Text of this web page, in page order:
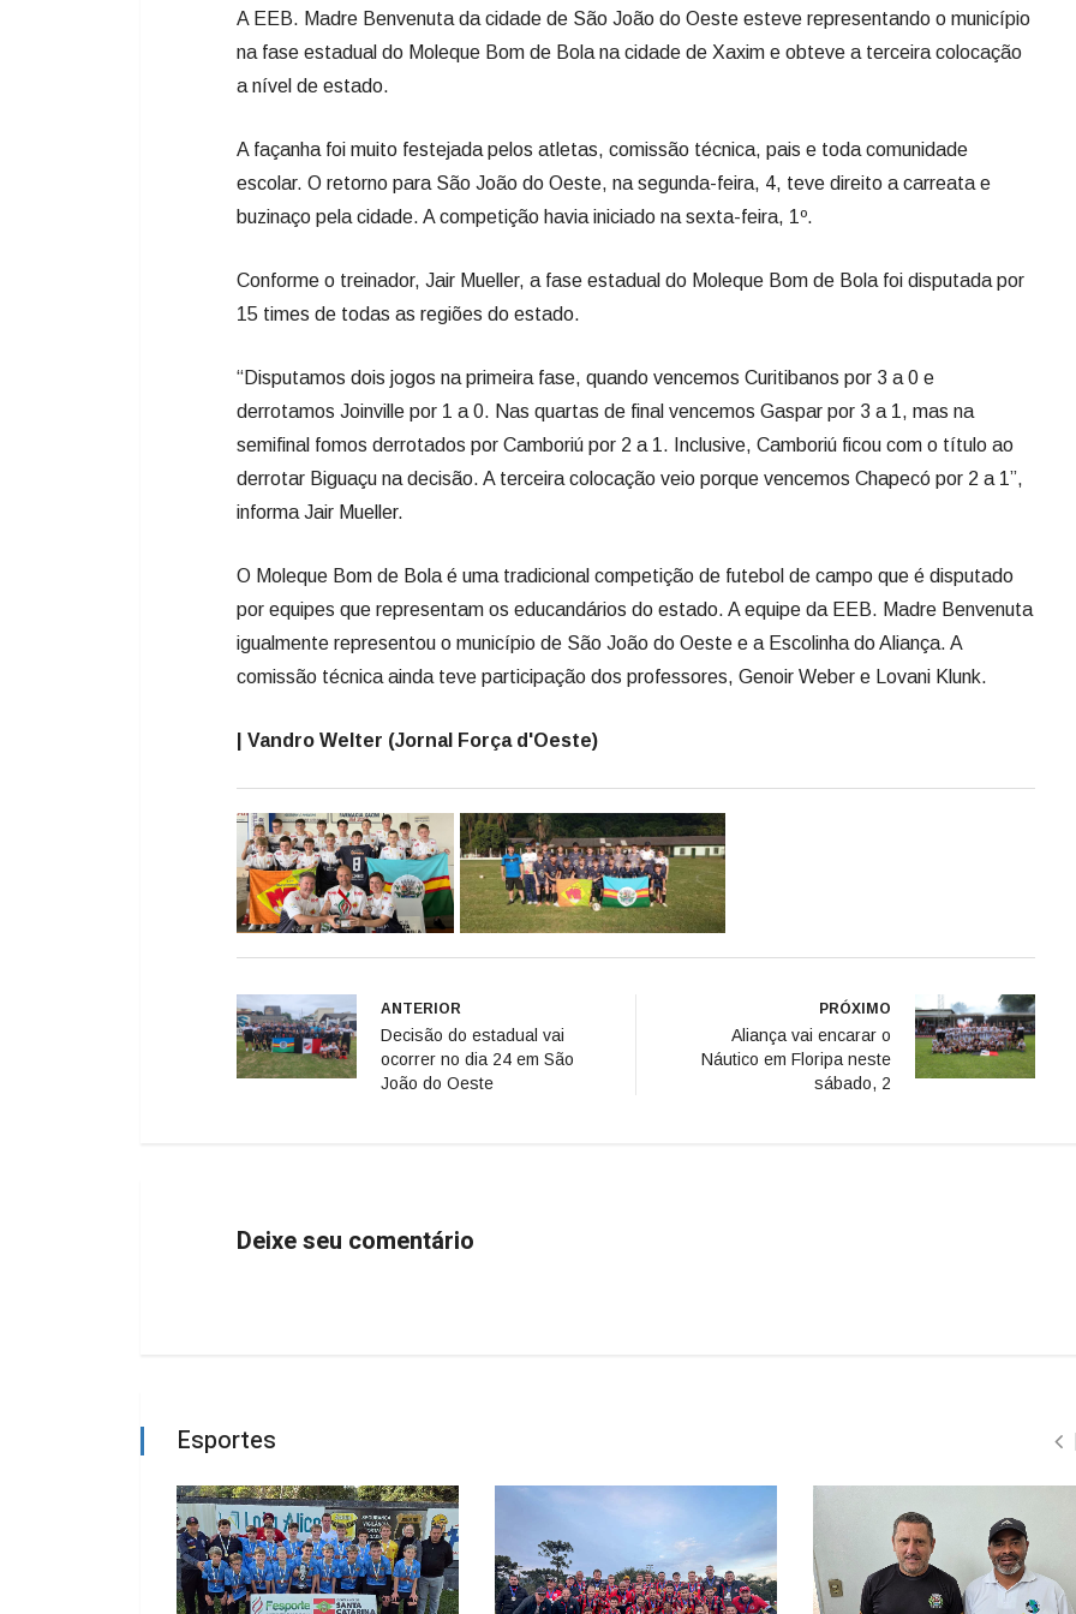
A EEB. Madre Benvenuta da cidade de São João do Oeste esteve representando o município
na fase estadual do Moleque Bom de Bola na cidade de Xaxim e obteve a terceira colocação
a nível de estado.
A façanha foi muito festejada pelos atletas, comissão técnica, pais e toda comunidade
escolar. O retorno para São João do Oeste, na segunda-feira, 4, teve direito a carreata e
buzinaço pela cidade. A competição havia iniciado na sexta-feira, 1º.
Conforme o treinador, Jair Mueller, a fase estadual do Moleque Bom de Bola foi disputada por
15 times de todas as regiões do estado.
“Disputamos dois jogos na primeira fase, quando vencemos Curitibanos por 3 a 0 e
derrotamos Joinville por 1 a 0. Nas quartas de final vencemos Gaspar por 3 a 1, mas na
semifinal fomos derrotados por Camboriú por 2 a 1. Inclusive, Camboriú ficou com o título ao
derrotar Biguaçu na decisão. A terceira colocação veio porque vencemos Chapecó por 2 a 1”,
informa Jair Mueller.
O Moleque Bom de Bola é uma tradicional competição de futebol de campo que é disputado
por equipes que representam os educandários do estado. A equipe da EEB. Madre Benvenuta
igualmente representou o município de São João do Oeste e a Escolinha do Aliança. A
comissão técnica ainda teve participação dos professores, Genoir Weber e Lovani Klunk.
| Vandro Welter (Jornal Força d'Oeste)
ANTERIOR
Decisão do estadual vai
ocorrer no dia 24 em São
João do Oeste
PRÓXIMO
Aliança vai encarar o
Náutico em Floripa neste
sábado, 2
Deixe seu comentário
Esportes